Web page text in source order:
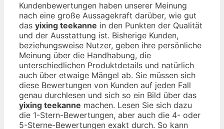
Kundenbewertungen haben unserer Meinung
nach eine große Aussagekraft darüber, wie gut
das yixing teekanne in den Punkten der Qualität
und der Ausstattung ist. Bisherige Kunden,
beziehungsweise Nutzer, geben ihre persönliche
Meinung über die Handhabung, die
unterschiedlichen Produktdetails und natürlich
auch über etwaige Mängel ab. Sie müssen sich
diese Bewertungen von Kunden auf jeden Fall
genau durchlesen und sich so ein Bild über das
yixing teekanne machen. Lesen Sie sich dazu
die 1-Stern-Bewertungen, aber auch die 4- oder
5-Sterne-Bewertungen exakt durch. So kann